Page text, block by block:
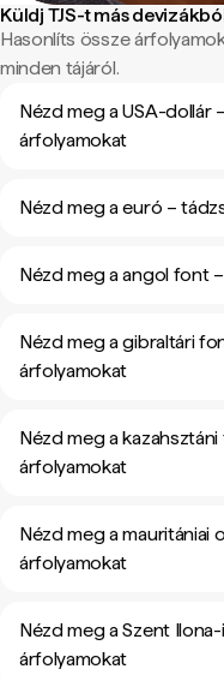
Küldj TJS-t más
Hasonlíts össze
minden tájáról.
Nézd meg a USA-dollár
árfolyamokat
Nézd meg a euró –
Nézd meg a angol font
Nézd meg a gibraltári
árfolyamokat
Nézd meg a
árfolyamokat
Nézd meg a mauritániai
árfolyamokat
Nézd meg a Szent
árfolyamokat